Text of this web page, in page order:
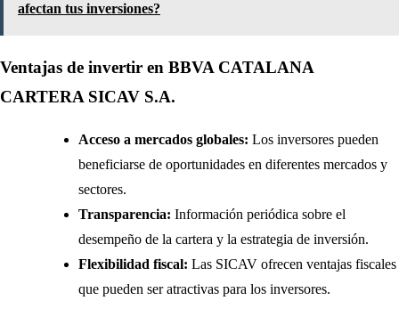
afectan tus inversiones?
Ventajas de invertir en BBVA CATALANA
CARTERA SICAV S.A.
Acceso a mercados globales: Los inversores pueden
beneficiarse de oportunidades en diferentes mercados y
sectores.
Transparencia: Información periódica sobre el
desempeño de la cartera y la estrategia de inversión.
Flexibilidad fiscal: Las SICAV ofrecen ventajas fiscales
que pueden ser atractivas para los inversores.